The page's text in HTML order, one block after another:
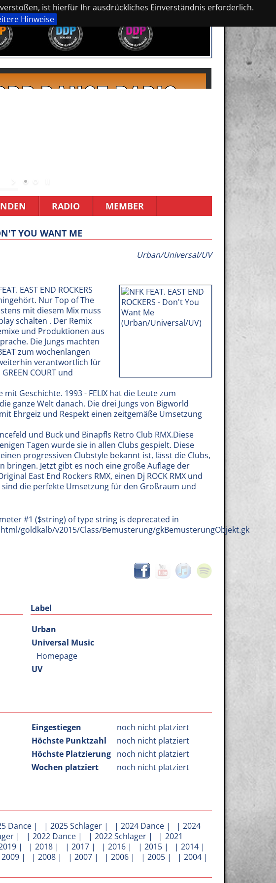
ist hierfür Ihr ausdrückliches Einverständnis erforderlich.
Hinweise
RADIO MEMBER
YOU WANT ME
Urban/Universal/UV
EAST END ROCKERS
Nur Top of The
mit diesem Mix muss
schalten . Der Remix
und Produktionen aus
Die Jungs machten
zum wochenlangen
verantwortlich für
COURT und
Geschichte. 1993 - FELIX hat die Leute zum
ganze Welt danach. Die drei Jungs von Bigworld
Ehrgeiz und Respekt einen zeitgemäße Umsetzung
und Buck und Binapfls Retro Club RMX.Diese
Tagen wurde sie in allen Clubs gespielt. Diese
progressiven Clubstyle bekannt ist, lässt die Clubs,
bringen. Jetzt gibt es noch eine große Auflage der
East End Rockers RMX, einen Dj ROCK RMX und
sind die perfekte Umsetzung für den Großraum und
#1 ($string) of type string is deprecated in
goldkalb/v2015/Class/Bemusterung/gkBemusterungObjekt.gk
Label
Urban
Universal Music
Homepage
UV
Eingestiegen
noch nicht platziert
Höchste Punktzahl
noch nicht platziert
Höchste Platzierung noch nicht platziert
Wochen platziert
noch nicht platziert
Dance | | 2025 Schlager | | 2024 Dance | | 2024
| | 2022 Dance | | 2022 Schlager | | 2021
| | 2018 | | 2017 | | 2016 | | 2015 | | 2014 |
2009 | | 2008 | | 2007 | | 2006 | | 2005 | | 2004 |